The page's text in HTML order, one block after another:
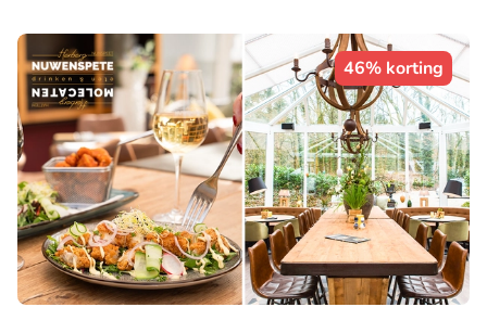
46% korting